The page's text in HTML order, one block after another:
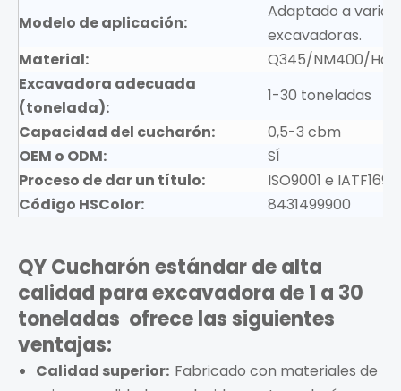
Modelo de aplicación:
Adaptado a
excavadoras.
Material:
Q345/NM400/
Excavadora adecuada
(tonelada):
1-30 toneladas
Capacidad del cucharón:
0,5-3 cbm
OEM o ODM:
SÍ
Proceso de dar un título:
ISO9001 e
Código HSColor:
8431499900
QY Cucharón estándar de alta
calidad para excavadora de 1 a 30
toneladas ofrece las siguientes
ventajas:
Calidad superior: Fabricado con materiales de